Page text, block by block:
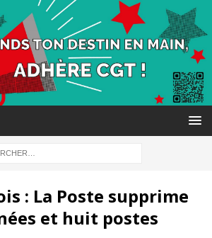
: La Poste supprime
et huit postes